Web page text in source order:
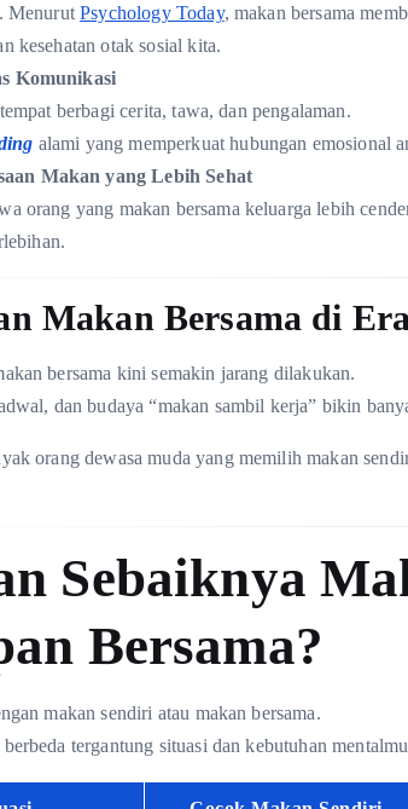
MenurutPsychology Today, makan bersama
kesehatan otak sosial kita.
Komunikasi
berbagi cerita, tawa, dan pengalaman.
alami yang memperkuat hubungan emosional
Makan yang Lebih Sehat
orang yang makan bersama keluarga lebih
Makan Bersama di
bersama kini semakin jarang dilakukan.
dan budaya “makan sambil kerja” bikin
orang dewasa muda yang memilih makan
Sebaiknya
Bersama?
makan sendiri atau makan bersama.
tergantung situasi dan kebutuhan